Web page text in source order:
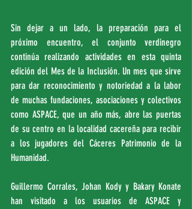
Sin dejar a un lado, la preparación para el
próximo encuentro, el conjunto verdinegro
continúa realizando actividades en esta quinta
edición del Mes de la Inclusión. Un mes que sirve
para dar reconocimiento y notoriedad a la labor
de muchas fundaciones, asociaciones y colectivos
como ASPACE, que un año más, abre las puertas
de su centro en la localidad cacereña para recibir
a los jugadores del Cáceres Patrimonio de la
Humanidad.
Guillermo Corrales, Johan Kody y Bakary Konate
han visitado a los usuarios de ASPACE y